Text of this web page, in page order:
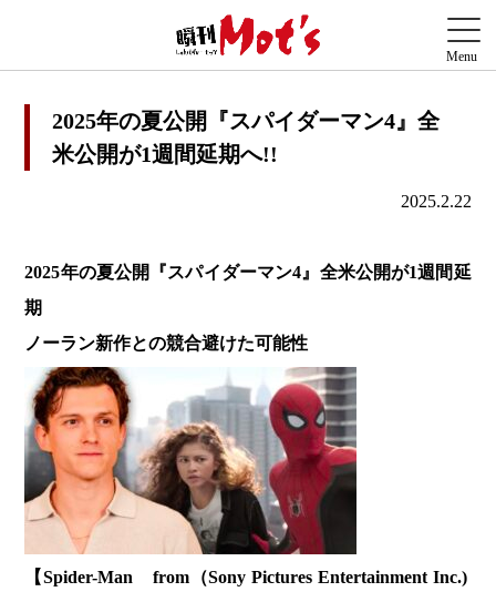
2025年の夏公開『スパイダーマン4』全
米公開が1週間延期へ!!
2025.2.22
2025年の夏公開『スパイダーマン4』全米公開が1週間延
期
ノーラン新作との競合避けた可能性
【Spider-Man from（Sony Pictures Entertainment Inc.)